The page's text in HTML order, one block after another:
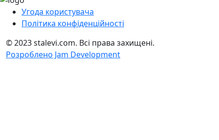
Угода користувача
Політика конфіденційності
© 2023 stalevi.com. Всі права захищені.
Розроблено Jam Development